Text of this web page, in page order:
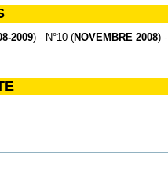
2009) - N°10 (NOVEMBRE 2008) -